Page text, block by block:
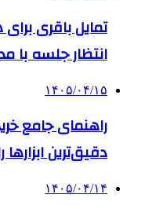
تمایل باقری برای
انتظار جلسه با
۱۴۰۵/۰۴/۱۵
راهنمای جامع
دقیق‌ترین ابزارها
۱۴۰۵/۰۴/۱۴